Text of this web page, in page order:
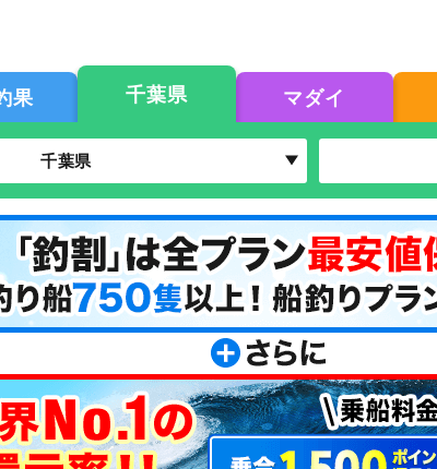
果 千葉県 マダイ
千葉県